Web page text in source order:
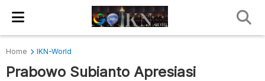
Home IKN-World
Prabowo Subianto Apresiasi